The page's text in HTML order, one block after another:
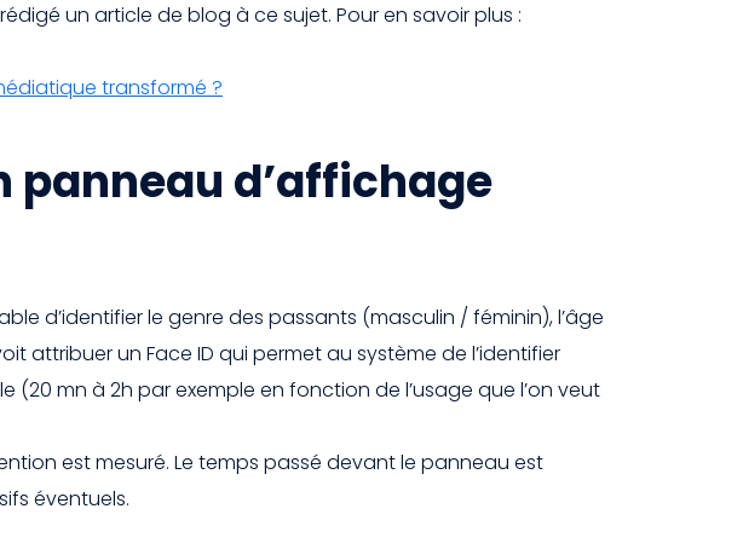
un article de blog à ce sujet. Pour en savoir plus :
transformé ?
panneau d’affichage
d’identifier le genre des passants (masculin / féminin), l’âge
attribuer un Face ID qui permet au système de l’identifier
mn à 2h par exemple en fonction de l’usage que l’on veut
est mesuré. Le temps passé devant le panneau est
éventuels.